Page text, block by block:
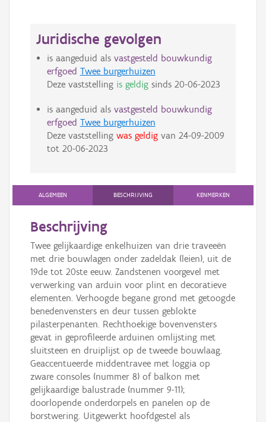
Juridische gevolgen
is aangeduid als vastgesteld bouwkundig
erfgoed Twee burgerhuizen
Deze vaststelling is geldigsinds 20-06-2023
is aangeduid als vastgesteld bouwkundig
erfgoed Twee burgerhuizen
Deze vaststelling was geldigvan 24-09-2009
tot 20-06-2023
ALGEMEEN BESCHRIJVING KENMERKEN
Beschrijving
Twee gelijkaardige enkelhuizen van drie traveeën
met drie bouwlagen onder zadeldak (leien), uit de
19de tot 20ste eeuw. Zandstenen voorgevel met
verwerking van arduin voor plint en decoratieve
elementen. Verhoogde begane grond met getoogde
benedenvensters en deur tussen geblokte
pilasterpenanten. Rechthoekige bovenvensters
gevat in geprofileerde arduinen omlijsting met
sluitsteen en druiplijst op de tweede bouwlaag.
Geaccentueerde middentravee met loggia op
zware consoles (nummer 8) of balkon met
gelijkaardige balustrade (nummer 9-11);
doorlopende onderdorpels en panelen op de
borstwering. Uitgewerkt hoofdgestel als